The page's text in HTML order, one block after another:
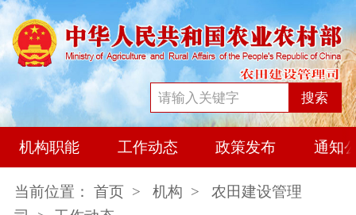
搜索
机构职能 工作动态 政策发布 通知
当前位置： 首页 > 机构 >
农田建设管理